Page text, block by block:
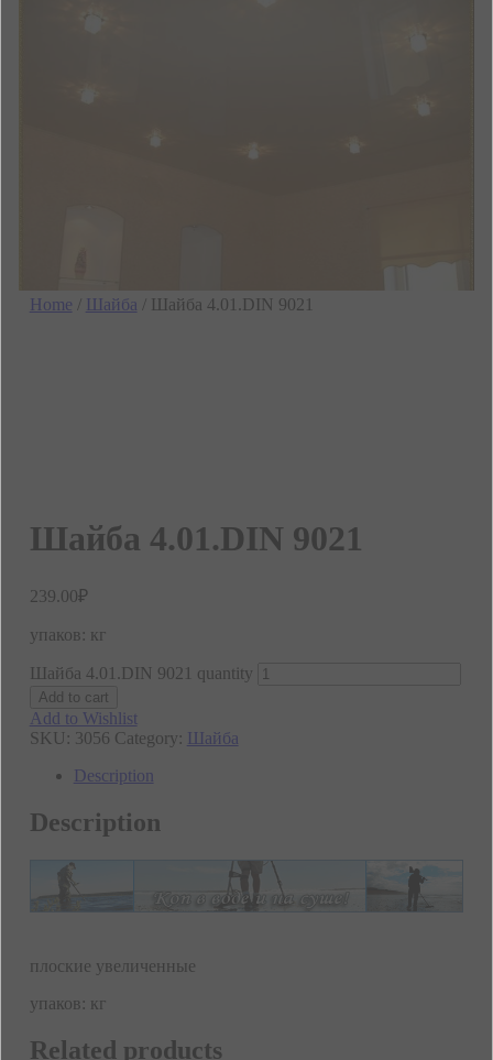
Home / Шайба / Шайба 4.01.DIN 9021
Шайба 4.01.DIN 9021
239.00₽
упаков: кг
Шайба 4.01.DIN 9021 quantity
Add to cart
Add to Wishlist
SKU: 3056 Category: Шайба
Description
Description
плоские увеличенные
упаков: кг
Related products